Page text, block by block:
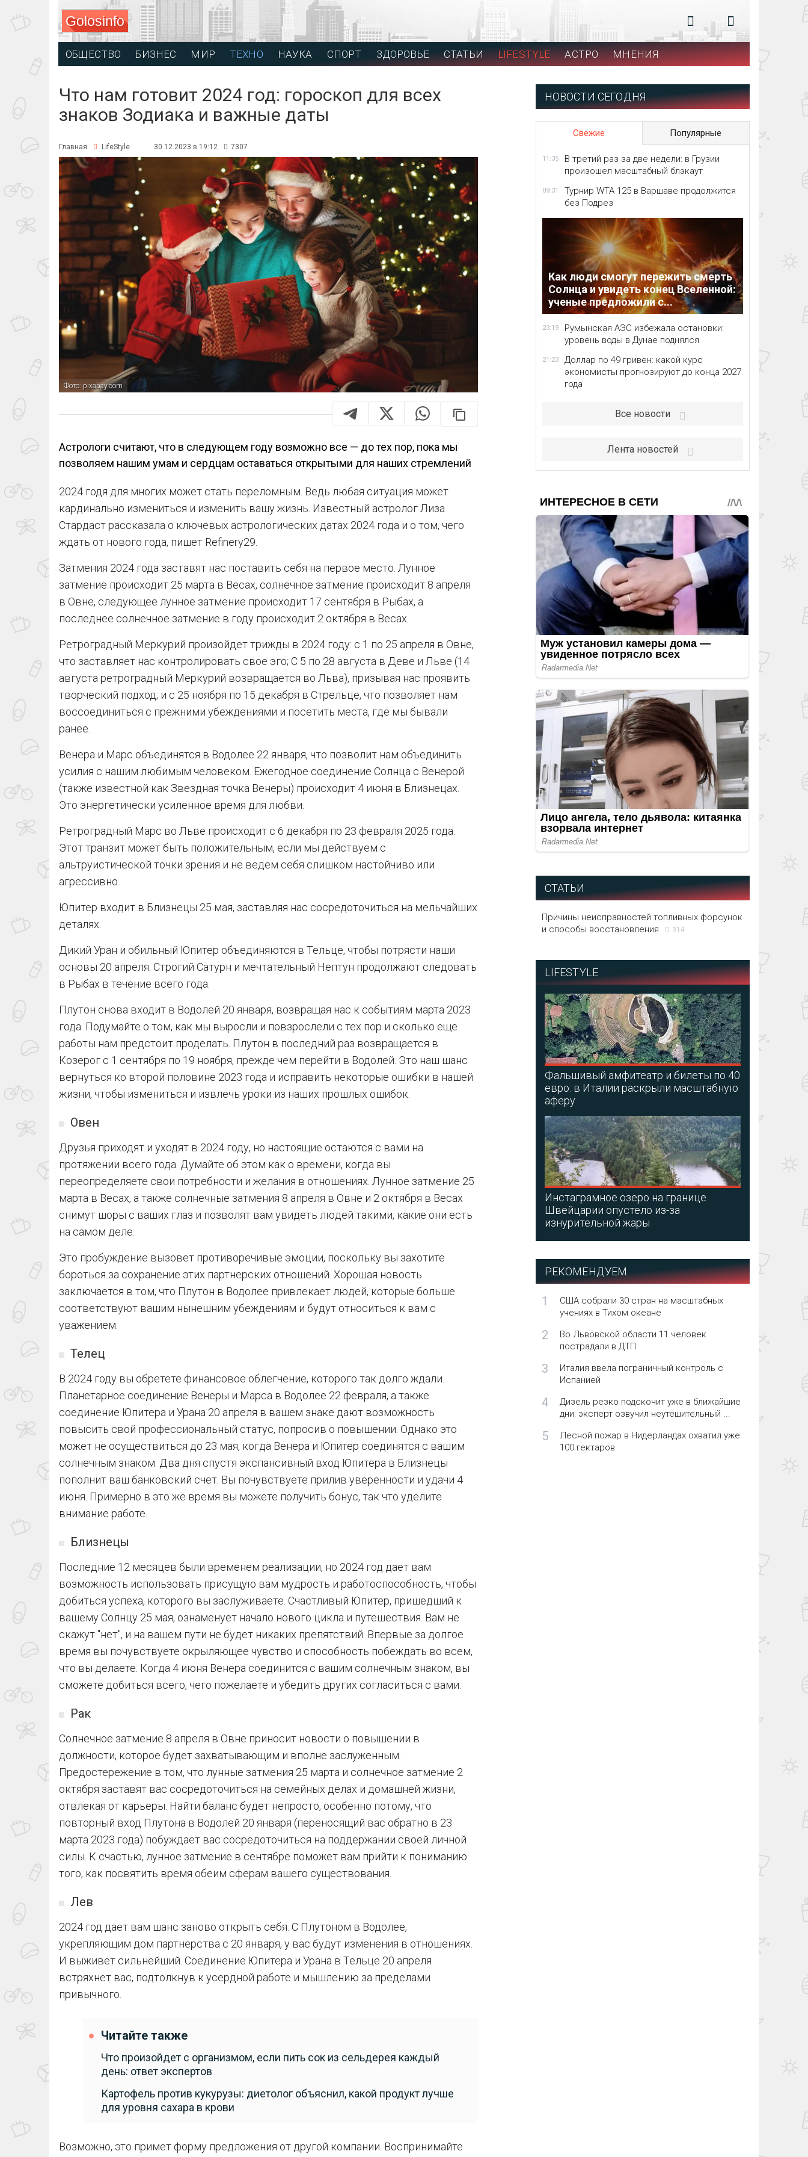
Golosinfo
ОБЩЕСТВО БИЗНЕС МИР ТЕХНО НАУКА СПОРТ ЗДОРОВЬЕ СТАТЬИ LIFESTYLE АСТРО МНЕНИЯ
Что нам готовит 2024 год: гороскоп для всех
знаков Зодиака и важные даты
Главная LifeStyle 30.12.2023 в 19:12 7307
Фото: pixabay.com
Астрологи считают, что в следующем году возможно все — до тех пор, пока мы
позволяем нашим умам и сердцам оставаться открытыми для наших стремлений
2024 годя для многих может стать переломным. Ведь любая ситуация может
кардинально измениться и изменить вашу жизнь. Известный астролог Лиза
Стардаст рассказала о ключевых астрологических датах 2024 года и о том, чего
ждать от нового года, пишет Refinery29.
Затмения 2024 года заставят нас поставить себя на первое место. Лунное
затмение происходит 25 марта в Весах, солнечное затмение происходит 8 апреля
в Овне, следующее лунное затмение происходит 17 сентября в Рыбах, а
последнее солнечное затмение в году происходит 2 октября в Весах.
Ретроградный Меркурий произойдет трижды в 2024 году: с 1 по 25 апреля в Овне,
что заставляет нас контролировать свое эго; С 5 по 28 августа в Деве и Льве (14
августа ретроградный Меркурий возвращается во Льва), призывая нас проявить
творческий подход; и с 25 ноября по 15 декабря в Стрельце, что позволяет нам
воссоединиться с прежними убеждениями и посетить места, где мы бывали
ранее.
Венера и Марс объединятся в Водолее 22 января, что позволит нам объединить
усилия с нашим любимым человеком. Ежегодное соединение Солнца с Венерой
(также известной как Звездная точка Венеры) происходит 4 июня в Близнецах.
Это энергетически усиленное время для любви.
Ретроградный Марс во Льве происходит с 6 декабря по 23 февраля 2025 года.
Этот транзит может быть положительным, если мы действуем с
альтруистической точки зрения и не ведем себя слишком настойчиво или
агрессивно.
Юпитер входит в Близнецы 25 мая, заставляя нас сосредоточиться на мельчайших
деталях.
Дикий Уран и обильный Юпитер объединяются в Тельце, чтобы потрясти наши
основы 20 апреля. Строгий Сатурн и мечтательный Нептун продолжают следовать
в Рыбах в течение всего года.
Плутон снова входит в Водолей 20 января, возвращая нас к событиям марта 2023
года. Подумайте о том, как мы выросли и повзрослели с тех пор и сколько еще
работы нам предстоит проделать. Плутон в последний раз возвращается в
Козерог с 1 сентября по 19 ноября, прежде чем перейти в Водолей. Это наш шанс
вернуться ко второй половине 2023 года и исправить некоторые ошибки в нашей
жизни, чтобы измениться и извлечь уроки из наших прошлых ошибок.
Овен
Друзья приходят и уходят в 2024 году, но настоящие остаются с вами на
протяжении всего года. Думайте об этом как о времени, когда вы
переопределяете свои потребности и желания в отношениях. Лунное затмение 25
марта в Весах, а также солнечные затмения 8 апреля в Овне и 2 октября в Весах
снимут шоры с ваших глаз и позволят вам увидеть людей такими, какие они есть
на самом деле.
Это пробуждение вызовет противоречивые эмоции, поскольку вы захотите
бороться за сохранение этих партнерских отношений. Хорошая новость
заключается в том, что Плутон в Водолее привлекает людей, которые больше
соответствуют вашим нынешним убеждениям и будут относиться к вам с
уважением.
Телец
В 2024 году вы обретете финансовое облегчение, которого так долго ждали.
Планетарное соединение Венеры и Марса в Водолее 22 февраля, а также
соединение Юпитера и Урана 20 апреля в вашем знаке дают возможность
повысить свой профессиональный статус, попросив о повышении. Однако это
может не осуществиться до 23 мая, когда Венера и Юпитер соединятся с вашим
солнечным знаком. Два дня спустя экспансивный вход Юпитера в Близнецы
пополнит ваш банковский счет. Вы почувствуете прилив уверенности и удачи 4
июня. Примерно в это же время вы можете получить бонус, так что уделите
внимание работе.
Близнецы
Последние 12 месяцев были временем реализации, но 2024 год дает вам
возможность использовать присущую вам мудрость и работоспособность, чтобы
добиться успеха, которого вы заслуживаете. Счастливый Юпитер, пришедший к
вашему Солнцу 25 мая, ознаменует начало нового цикла и путешествия. Вам не
скажут "нет", и на вашем пути не будет никаких препятствий. Впервые за долгое
время вы почувствуете окрыляющее чувство и способность побеждать во всем,
что вы делаете. Когда 4 июня Венера соединится с вашим солнечным знаком, вы
сможете добиться всего, чего пожелаете и убедить других согласиться с вами.
Рак
Солнечное затмение 8 апреля в Овне приносит новости о повышении в
должности, которое будет захватывающим и вполне заслуженным.
Предостережение в том, что лунные затмения 25 марта и солнечное затмение 2
октября заставят вас сосредоточиться на семейных делах и домашней жизни,
отвлекая от карьеры. Найти баланс будет непросто, особенно потому, что
повторный вход Плутона в Водолей 20 января (переносящий вас обратно в 23
марта 2023 года) побуждает вас сосредоточиться на поддержании своей личной
силы. К счастью, лунное затмение в сентябре поможет вам прийти к пониманию
того, как посвятить время обеим сферам вашего существования.
Лев
2024 год дает вам шанс заново открыть себя. С Плутоном в Водолее,
укрепляющим дом партнерства с 20 января, у вас будут изменения в отношениях.
И выживет сильнейший. Соединение Юпитера и Урана в Тельце 20 апреля
встряхнет вас, подтолкнув к усердной работе и мышлению за пределами
привычного.
Читайте также
Что произойдет с организмом, если пить сок из сельдерея каждый
день: ответ экспертов
Картофель против кукурузы: диетолог объяснил, какой продукт лучше
для уровня сахара в крови
Возможно, это примет форму предложения от другой компании. Воспринимайте
НОВОСТИ СЕГОДНЯ
Свежие Популярные
11:35
В третий раз за две недели: в Грузии
произошел масштабный блэкаут
09:31
Турнир WTA 125 в Варшаве продолжится
без Подрез
Как люди смогут пережить смерть
Солнца и увидеть конец Вселенной:
ученые предложили с...
23:19
Румынская АЭС избежала остановки:
уровень воды в Дунае поднялся
21:23
Доллар по 49 гривен: какой курс
экономисты прогнозируют до конца 2027
года
Все новости
Лента новостей
СТАТЬИ
Причины неисправностей топливных форсунок
и способы восстановления
314
LIFESTYLE
Фальшивый амфитеатр и билеты по 40
евро: в Италии раскрыли масштабную
аферу
Инстаграмное озеро на границе
Швейцарии опустело из-за
изнурительной жары
РЕКОМЕНДУЕМ
1
США собрали 30 стран на масштабных
учениях в Тихом океане
2
Во Львовской области 11 человек
пострадали в ДТП
3
Италия ввела пограничный контроль с
Испанией
4
Дизель резко подскочит уже в ближайшие
дни: эксперт озвучил неутешительный ...
5
Лесной пожар в Нидерландах охватил уже
100 гектаров